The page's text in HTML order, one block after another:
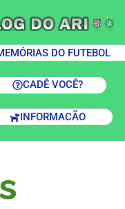
DO FUTEBOL
CADÊ VOCÊ?
INFORMACÃO